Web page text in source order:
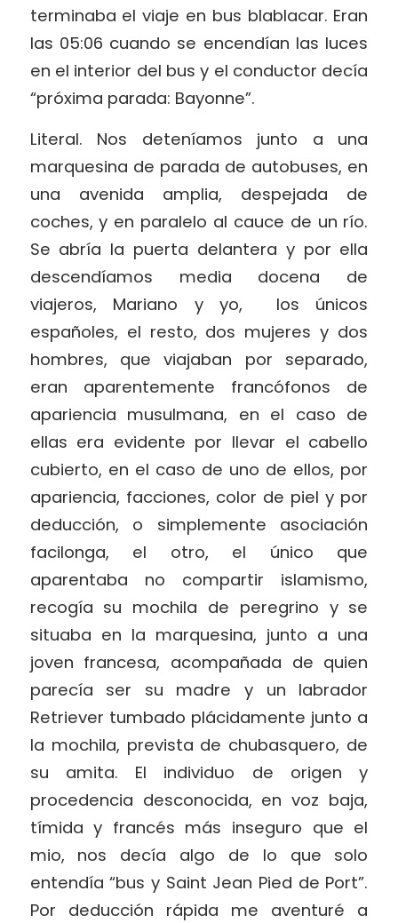
terminaba el viaje en bus blablacar. Eran
las 05:06 cuando se encendían las luces
en el interior del bus y el conductor decía
“próxima parada: Bayonne”.
Literal. Nos deteníamos junto a una
marquesina de parada de autobuses, en
una avenida amplia, despejada de
coches, y en paralelo al cauce de un río.
Se abría la puerta delantera y por ella
descendíamos media docena de
viajeros, Mariano y yo,
los únicos
españoles, el resto, dos mujeres y dos
hombres, que viajaban por separado,
eran aparentemente francófonos de
apariencia musulmana, en el caso de
ellas era evidente por llevar el cabello
cubierto, en el caso de uno de ellos, por
apariencia, facciones, color de piel y por
deducción, o simplemente asociación
facilonga, el otro, el único que
aparentaba no compartir islamismo,
recogía su mochila de peregrino y se
situaba en la marquesina, junto a una
joven francesa, acompañada de quien
parecía ser su madre y un labrador
Retriever tumbado plácidamente junto a
la mochila, prevista de chubasquero, de
su amita. El individuo de origen y
procedencia desconocida, en voz baja,
tímida y francés más inseguro que el
mio, nos decía algo de lo que solo
entendía “bus y Saint Jean Pied de Port”.
Por deducción rápida me aventuré a